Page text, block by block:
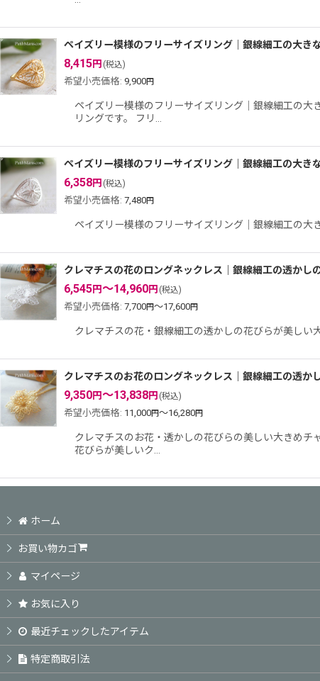
ペイズリー模様のフリーサイズリング｜銀線細工の大き
8,415円 (税込)
希望小売価格: 9,900円
ペイズリー模様のフリーサイズリング｜銀線細工の
リングです。 フリ…
ペイズリー模様のフリーサイズリング｜銀線細工の大き
6,358円 (税込)
希望小売価格: 7,480円
ペイズリー模様のフリーサイズリング｜銀線細工の大
クレマチスの花のロングネックレス｜銀線細工の透かし
6,545円～14,960円 (税込)
希望小売価格: 7,700円～17,600円
クレマチスの花・銀線細工の透かしの花びらが美しい
クレマチスのお花のロングネックレス｜銀線細工の透か
9,350円～13,838円 (税込)
希望小売価格: 11,000円～16,280円
クレマチスのお花・透かしの花びらの美しい大きめ
花びらが美しいク…
ホーム
お買い物カゴ
マイページ
お気に入り
最近チェックしたアイテム
特定商取引法